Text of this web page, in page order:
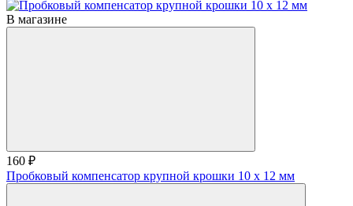
В магазине
160 ₽
Пробковый компенсатор крупной крошки 10 х 12 мм